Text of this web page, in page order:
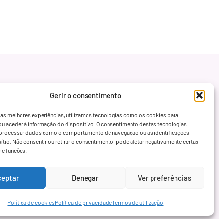
Gerir o consentimento
as melhores experiências, utilizamos tecnologias como os cookies para
aceder à informação do dispositivo. O consentimento destas tecnologias
dados como o comportamento de navegação ou as identificações
Não consentir ou retirar o consentimento, pode afetar negativamente certas
funções.
Denegar Ver preferências
Política de cookiesPolítica de privacidadeTermos de utilização